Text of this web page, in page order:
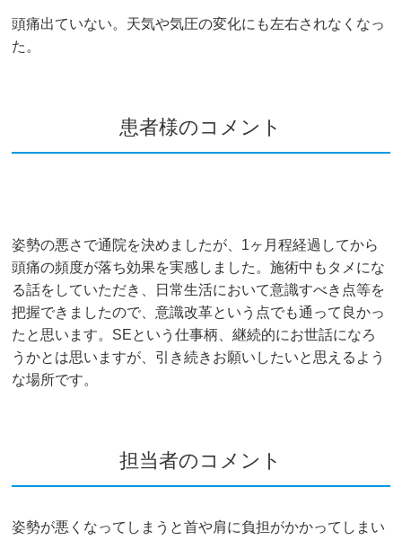
頭痛出ていない。天気や気圧の変化にも左右されなくなっ
た。
患者様のコメント
姿勢の悪さで通院を決めましたが、1ヶ月程経過してから
頭痛の頻度が落ち効果を実感しました。施術中もタメにな
る話をしていただき、日常生活において意識すべき点等を
把握できましたので、意識改革という点でも通って良かっ
たと思います。SEという仕事柄、継続的にお世話になろ
うかとは思いますが、引き続きお願いしたいと思えるよう
な場所です。
担当者のコメント
姿勢が悪くなってしまうと首や肩に負担がかかってしまい